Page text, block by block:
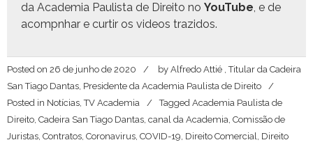
da Acad­e­mia Paulista de Dire­ito no YouTube, e de
acompn­har e cur­tir os videos trazidos.
Posted on 26 de junho de 2020 by Alfredo Attié , Titular da Cadeira
San Tiago Dantas, Presidente da Academia Paulista de Direito
Posted in Notícias,TV Academia Tagged Academia Paulista de
Direito, Cadeira San Tiago Dantas, canal da Academia, Comissão de
Juristas, Contratos, Coronavirus, COVID-19, Direito Comercial, Direito